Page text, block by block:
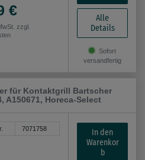
€
zzgl.
Alle
Details
Sofort
versandfertig
für Kontaktgrill Bartscher
A150671, Horeca-Select
7071758
In den
Warenkor
b